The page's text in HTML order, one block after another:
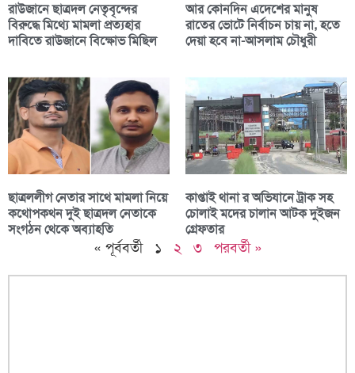
রাউজানে ছাত্রদল নেতৃবৃন্দের
বিরুদ্ধে মিথ্যে মামলা প্রত্যহার
দাবিতে রাউজানে বিক্ষোভ মিছিল
আর কোনদিন এদেশের মানুষ
রাতের ভোটে নির্বাচন চায় না, হতে
দেয়া হবে না-আসলাম চৌধুরী
ছাত্রললীগ নেতার সাথে মামলা নিয়ে
কথোপকথন দুই ছাত্রদল নেতাকে
সংগঠন থেকে অব্যাহতি
কাপ্তাই থানা র অভিযানে ট্রাক সহ
চোলাই মদের চালান আটক দুইজন
গ্রেফতার
« পূর্ববর্তী ১ ২ ৩ পরবর্তী »